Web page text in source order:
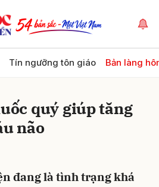
Tín ngưỡng tôn giáo Bản làng
quý giúp tăng
não
đang là tình trạng khá
Hủy Gửi